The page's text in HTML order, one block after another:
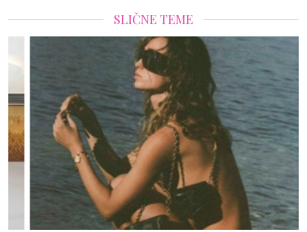
SLIČNE TEME